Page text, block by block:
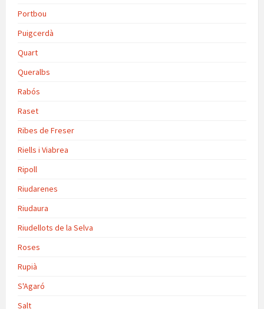
Portbou
Puigcerdà
Quart
Queralbs
Rabós
Raset
Ribes de Freser
Riells i Viabrea
Ripoll
Riudarenes
Riudaura
Riudellots de la Selva
Roses
Rupià
S'Agaró
Salt